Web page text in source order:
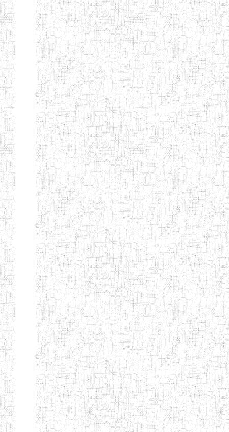
TEACHERS'
TRAINING
INSTITUTE
CAMEROUN
(A.T.T.I.C)
NACHO
TECHNICAL
TEACHER
TRAINING
INSTITUTE
12/08/2010 ENIET
SAINT
ANDREW'S BTTC
28/12/2007 ENIEG
MODEL
INCLUSIVE
BILINGUAL
TEACHER
TRAINING
INSTITUTE
08/09/2015 ENIEG
CEFED/SPED/TTI
SANTA
17/11/2008 ENIEG
PTTC MBENGWI 06/08/1990 ENIEG
FULL GOSPEL
BTTC MBENGWI
02/10/1998 ENIEG